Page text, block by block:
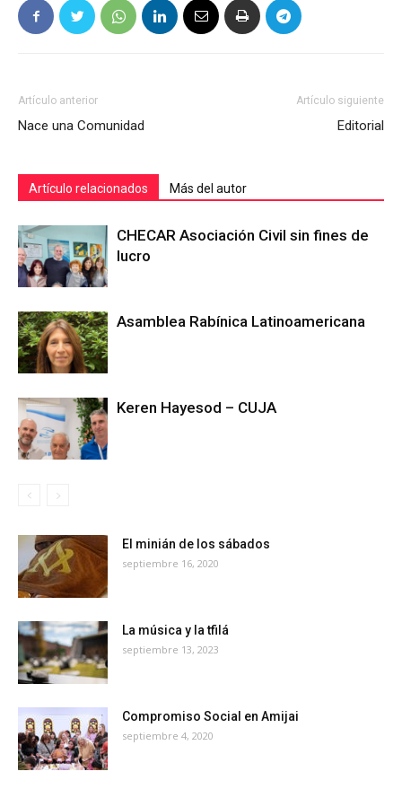
Artículo anterior
Nace una Comunidad
Artículo siguiente
Editorial
Artículo relacionados Más del autor
CHECAR Asociación Civil sin fines de
lucro
Asamblea Rabínica Latinoamericana
Keren Hayesod – CUJA
El minián de los sábados
septiembre 16, 2020
La música y la tfilá
septiembre 13, 2023
Compromiso Social en Amijai
septiembre 4, 2020